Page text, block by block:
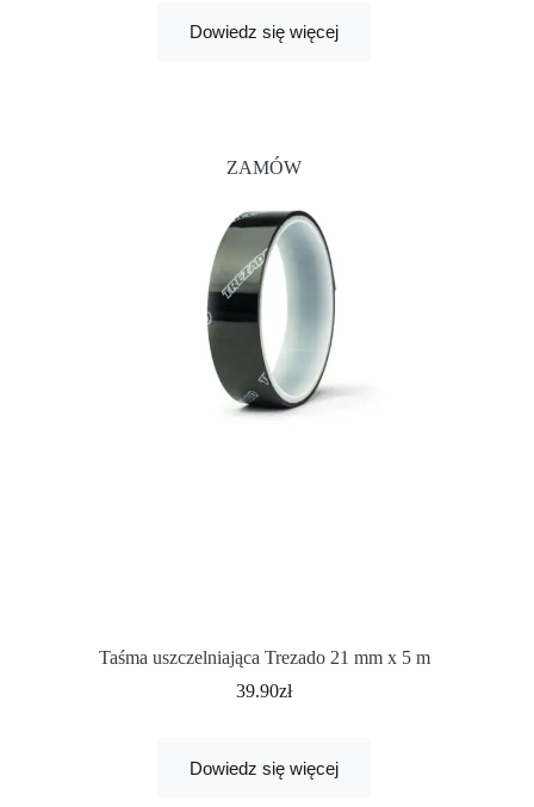
Dowiedz się więcej
ZAMÓW
Taśma uszczelniająca Trezado 21 mm x 5 m
39.90zł
Dowiedz się więcej